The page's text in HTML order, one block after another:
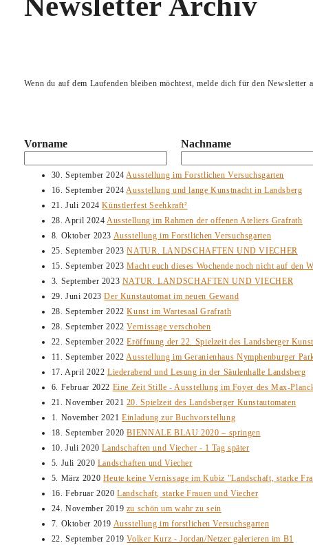
Wenn du auf dem Laufenden bleiben möchtest, melde dich für den Newsletter
Vorname Nachname
30. September 2024 Ausstellung im Forstlichen Versuchsgarten
16. September 2024 Ausstellung und lange Kunstnacht in Landsberg
21. Juli 2024 Künstlerfest Seehkraft²
28. April 2024 Ausstellung im Rahmen der offenen Ateliers Grafrath
8. Oktober 2023 Ausstellung im Forstlichen Versuchsgarten
25. September 2023 NATUR. LANDSCHAFTEN UND VIECHER
15. September 2023 Macht euch dieses Wochende noch nicht auf den
3. September 2023 NATUR. LANDSCHAFTEN UND VIECHER
29. Juni 2023 Der Kunstautomat im neuen Gewand
28. September 2022 Kunst im Wartesaal Grafrath
28. September 2022 Vernissage verschoben
22. September 2022 Eröffnung der 22. Spielzeit des Landsberger
11. September 2022 Ausstellung im Geranienhaus Nymphenburger
17. April 2022 Liederabend und Lesung in der Säulenhalle Landsberg
6. Februar 2022 Eine Zeit Stille - Ausstellung im Foyer des Max-
21. November 2021 20. Spielzeit des Landsberger Kunstautomaten
1. November 2021 Einladung zur Buchvorstellung
18. September 2020 BIENNALE BLAU 2020 – springen
10. Juli 2020 Landschaften und Viecher - 1 Tag später
5. Juli 2020 Landschaften und Viecher
5. März 2020 Heute keine Vernissage im Kubiz "Landschaft, starke
16. Februar 2020 Landschaft, starke Frauen und Viecher
24. November 2019 zu schön um wahr zu sein
7. Oktober 2019 Ausstellung im forstlichen Versuchsgarten
22. September 2019 Volker Kurz - Jordan/Netzer galerieren im B1